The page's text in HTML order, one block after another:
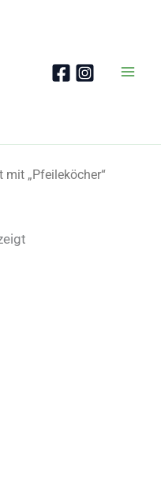
„Pfeileköcher“